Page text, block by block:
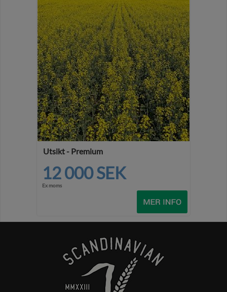
Utsikt - Premium
12 000 SEK
Ex moms